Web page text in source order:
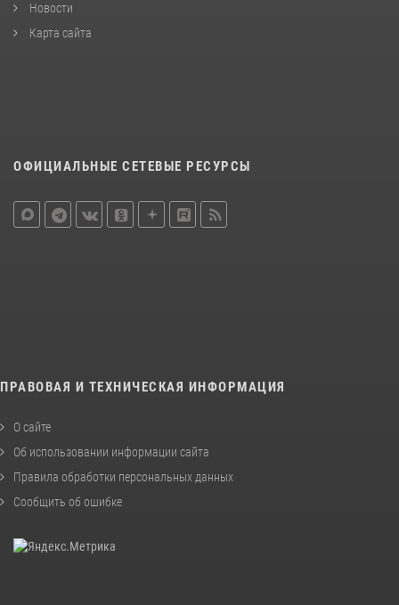
Новости
Карта сайта
ОФИЦИАЛЬНЫЕ СЕТЕВЫЕ РЕСУРСЫ
ПРАВОВАЯ И ТЕХНИЧЕСКАЯ ИНФОРМАЦИЯ
О сайте
Об использовании информации сайта
Правила обработки персональных данных
Сообщить об ошибке